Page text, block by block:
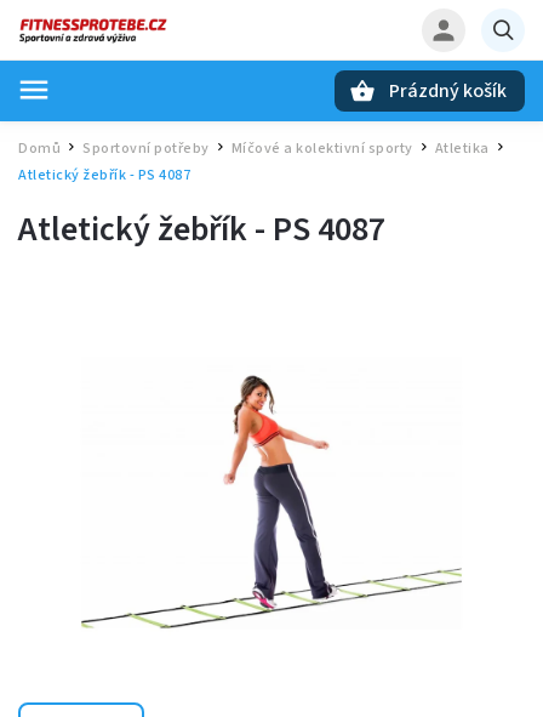
Prázdný košík
Domů / Sportovní potřeby Míčové a kolektivní sporty Atletika
Atletický žebřík - PS 4087
Atletický žebřík - PS 4087